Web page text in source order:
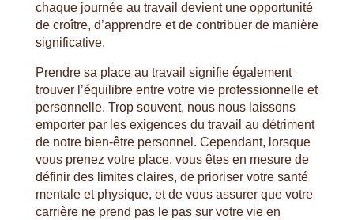
chaque journée au travail devient une opportunité
de croître, d’apprendre et de contribuer de manière
significative.
Prendre sa place au travail signifie également
trouver l’équilibre entre votre vie professionnelle et
personnelle. Trop souvent, nous nous laissons
emporter par les exigences du travail au détriment
de notre bien-être personnel. Cependant, lorsque
vous prenez votre place, vous êtes en mesure de
définir des limites claires, de prioriser votre santé
mentale et physique, et de vous assurer que votre
carrière ne prend pas le pas sur votre vie en